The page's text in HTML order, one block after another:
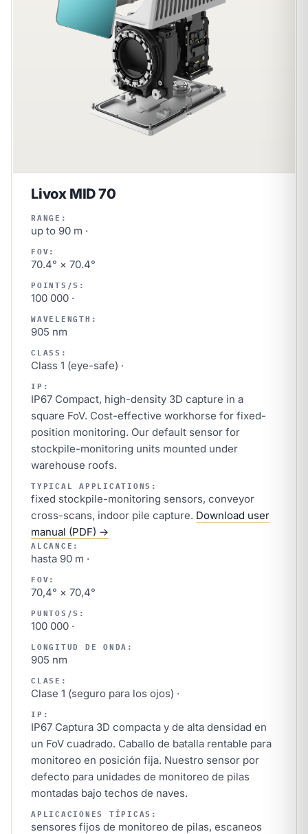
Livox MID 70
RANGE:
up to 90 m ·
FOV:
70.4° × 70.4°
POINTS/S:
100 000 ·
WAVELENGTH:
905 nm
CLASS:
Class 1 (eye-safe) ·
IP:
IP67 Compact, high-density 3D capture in a
square FoV. Cost-effective workhorse for fixed-
position monitoring. Our default sensor for
stockpile-monitoring units mounted under
warehouse roofs.
TYPICAL APPLICATIONS:
fixed stockpile-monitoring sensors, conveyor
cross-scans, indoor pile capture. Download user
manual (PDF) →
ALCANCE:
hasta 90 m ·
FOV:
70,4° × 70,4°
PUNTOS/S:
100 000 ·
LONGITUD DE ONDA:
905 nm
CLASE:
Clase 1 (seguro para los ojos) ·
IP:
IP67 Captura 3D compacta y de alta densidad en
un FoV cuadrado. Caballo de batalla rentable para
monitoreo en posición fija. Nuestro sensor por
defecto para unidades de monitoreo de pilas
montadas bajo techos de naves.
APLICACIONES TÍPICAS:
sensores fijos de monitoreo de pilas, escaneos